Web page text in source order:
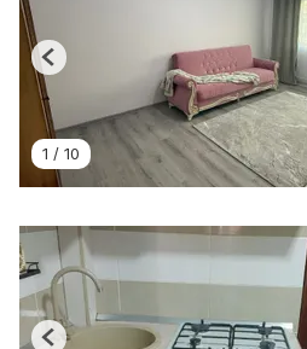
1 / 10
Previous